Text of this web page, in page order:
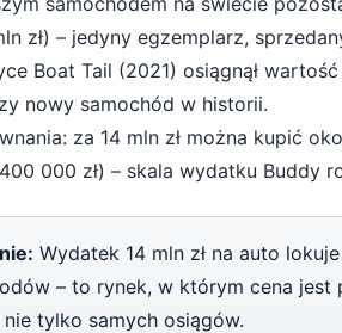
zł) – jedyny egzemplarz,
Boat Tail (2021) osiągnął
nowy samochód w historii.
za 14 mln zł można kupić
000 zł) – skala wydatku Buddy
Wydatek 14 mln zł na auto
– to rynek, w którym cena
nie tylko samych osiągów.